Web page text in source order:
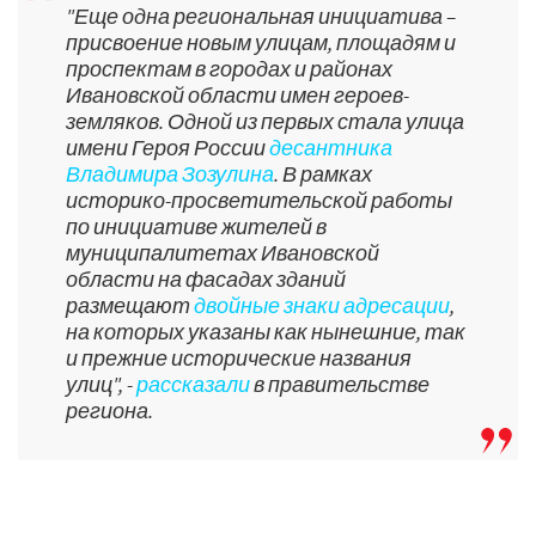
"Еще одна региональная инициатива –
присвоение новым улицам, площадям и
проспектам в городах и районах
Ивановской области имен героев-
земляков. Одной из первых стала улица
имени Героя Россиидесантника
Владимира Зозулина. В рамках
историко-просветительской работы
по инициативе жителей в
муниципалитетах Ивановской
области на фасадах зданий
размещаютдвойные знаки адресации,
на которых указаны как нынешние, так
и прежние исторические названия
улиц", -рассказалив правительстве
региона.